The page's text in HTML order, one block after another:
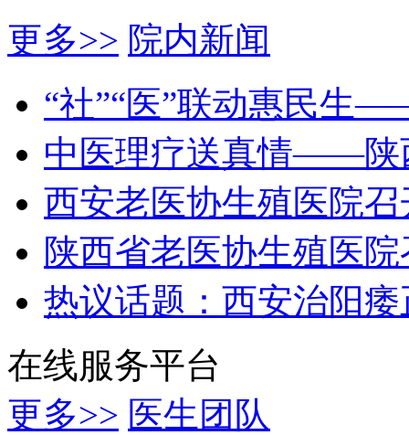
更多>> 院内新闻
“社”“医”联动惠民生
中医理疗送真情——陕
西安老医协生殖医院
陕西省老医协生殖医
热议话题：西安治阳
在线服务平台
更多>> 医生团队